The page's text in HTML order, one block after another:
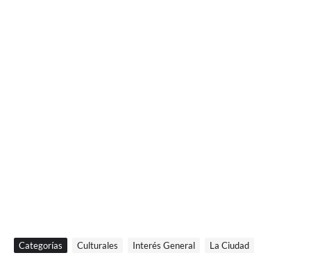
Categorías Culturales Interés General La Ciudad